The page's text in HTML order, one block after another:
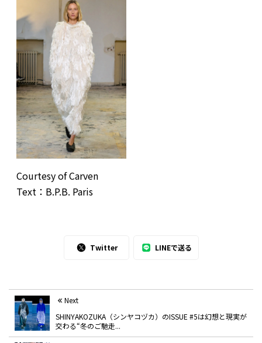
Courtesy of Carven
Text：B.P.B. Paris
Twitter LINEで送る
Next
SHINYAKOZUKA（シンヤコヅカ）のISSUE #5は幻想と現実が
交わる“冬のご馳走...